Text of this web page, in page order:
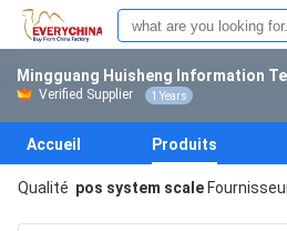
Mingguang Huisheng Information
Verified Supplier 1 Years
Accueil Produits
Qualité pos system scale